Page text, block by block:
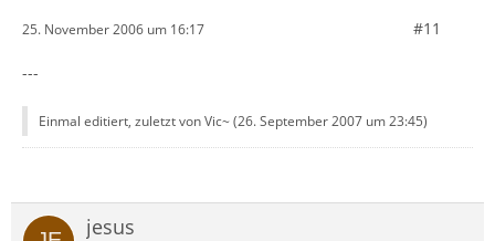
25. November 2006 um 16:17 #11
---
Einmal editiert, zuletzt von Vic~ (26. September 2007 um 23:45)
jesus